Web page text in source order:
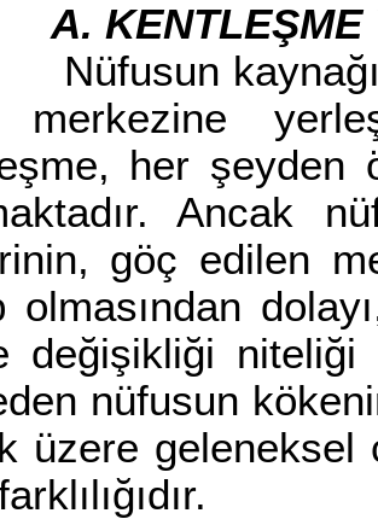
A. KENTLEŞME
merkezine
her şeyden
Ancak
göç edilen
olmasından
değişikliği
nüfusun
üzere geleneksel